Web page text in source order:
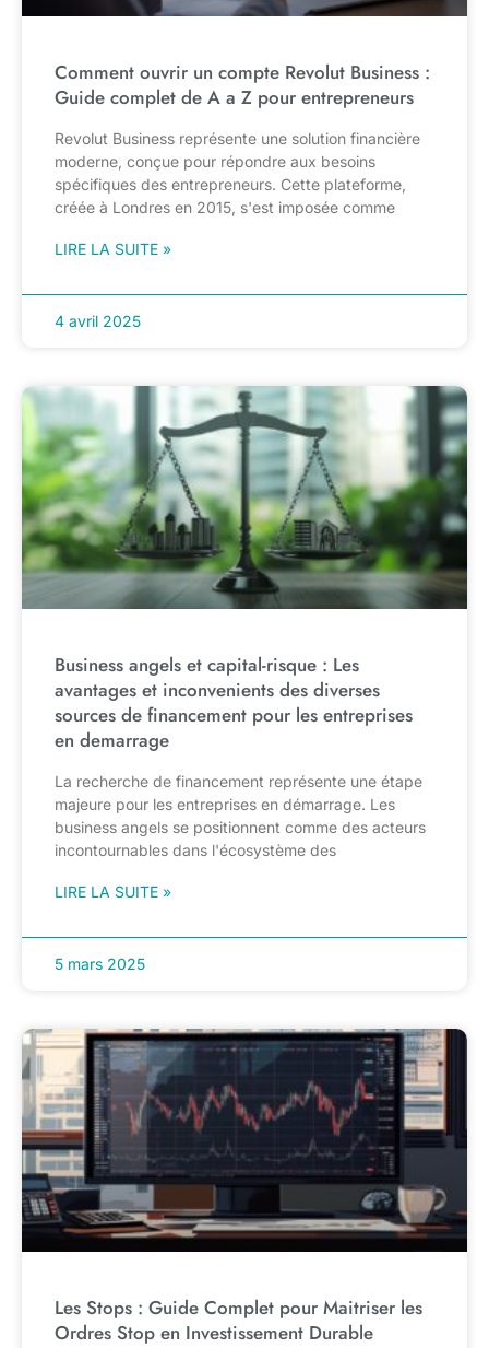
Comment ouvrir un compte Revolut Business :
Guide complet de A a Z pour entrepreneurs
Revolut Business représente une solution financière
moderne, conçue pour répondre aux besoins
spécifiques des entrepreneurs. Cette plateforme,
créée à Londres en 2015, s'est imposée comme
LIRE LA SUITE »
4 avril 2025
Business angels et capital-risque : Les
avantages et inconvenients des diverses
sources de financement pour les entreprises
en demarrage
La recherche de financement représente une étape
majeure pour les entreprises en démarrage. Les
business angels se positionnent comme des acteurs
incontournables dans l'écosystème des
LIRE LA SUITE »
5 mars 2025
Les Stops : Guide Complet pour Maitriser les
Ordres Stop en Investissement Durable